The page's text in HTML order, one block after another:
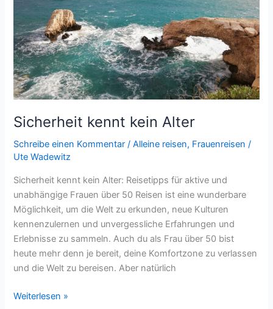
Sicherheit kennt kein Alter
Schreibe einen Kommentar /Alleine reisen, Frauenreisen /
Ute Wadewitz
Sicherheit kennt kein Alter: Reisetipps für aktive und
unabhängige Frauen über 50 Reisen ist eine wunderbare
Möglichkeit, um die Welt zu erkunden, neue Kulturen
kennenzulernen und unvergessliche Erfahrungen und
Erlebnisse zu sammeln. Auch du als Frau über 50 bist
heute mehr denn je bereit, deine Komfortzone zu verlassen
und die Welt zu bereisen. Aber natürlich
Sicherheit
Weiterlesen »